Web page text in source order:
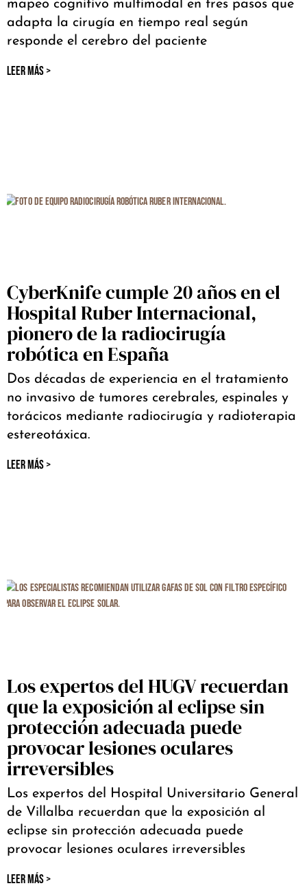
mapeo cognitivo multimodal en tres pasos que
adapta la cirugía en tiempo real según
responde el cerebro del paciente
LEER MÁS >
CyberKnife cumple 20 años en el
Hospital Ruber Internacional,
pionero de la radiocirugía
robótica en España
Dos décadas de experiencia en el tratamiento
no invasivo de tumores cerebrales, espinales y
torácicos mediante radiocirugía y radioterapia
estereotáxica.
LEER MÁS >
Los expertos del HUGV recuerdan
que la exposición al eclipse sin
protección adecuada puede
provocar lesiones oculares
irreversibles
Los expertos del Hospital Universitario General
de Villalba recuerdan que la exposición al
eclipse sin protección adecuada puede
provocar lesiones oculares irreversibles
LEER MÁS >